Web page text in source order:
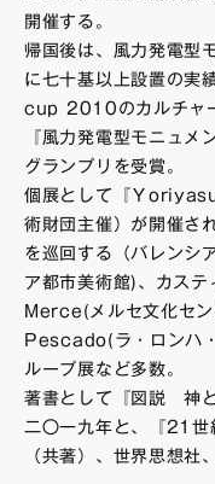
開催する。
帰国後は、風力発電型
に七十基以上設置の
cup 2010のカルチャ
『風力発電型モニュ
グランプリを受賞。
個展として『Ｙ
術財団主催）が開催さ
を巡回する（バレン
ア都市美術館)、カス
Merce(メルセ文化セ
Pescado(ラ・ロンハ
ループ展など多数。
著書として『図説 神
二〇一九年と、『21世
（共著）、世界思想社